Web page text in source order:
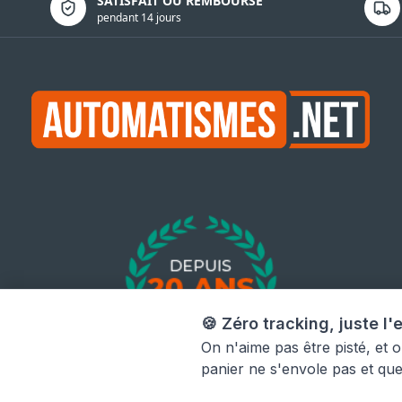
🍪 Zéro tracking, juste
On n'aime pas être pisté, et
panier ne s'envole pas et
pendant 14 jours